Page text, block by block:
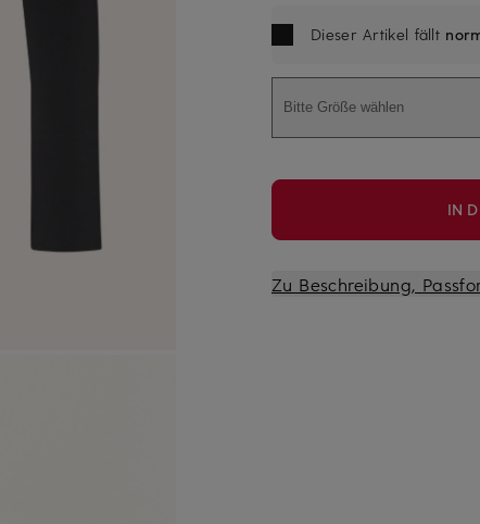
Dieser Artikel fällt
Bitte Größe wählen
IN
Zu Beschreibung,